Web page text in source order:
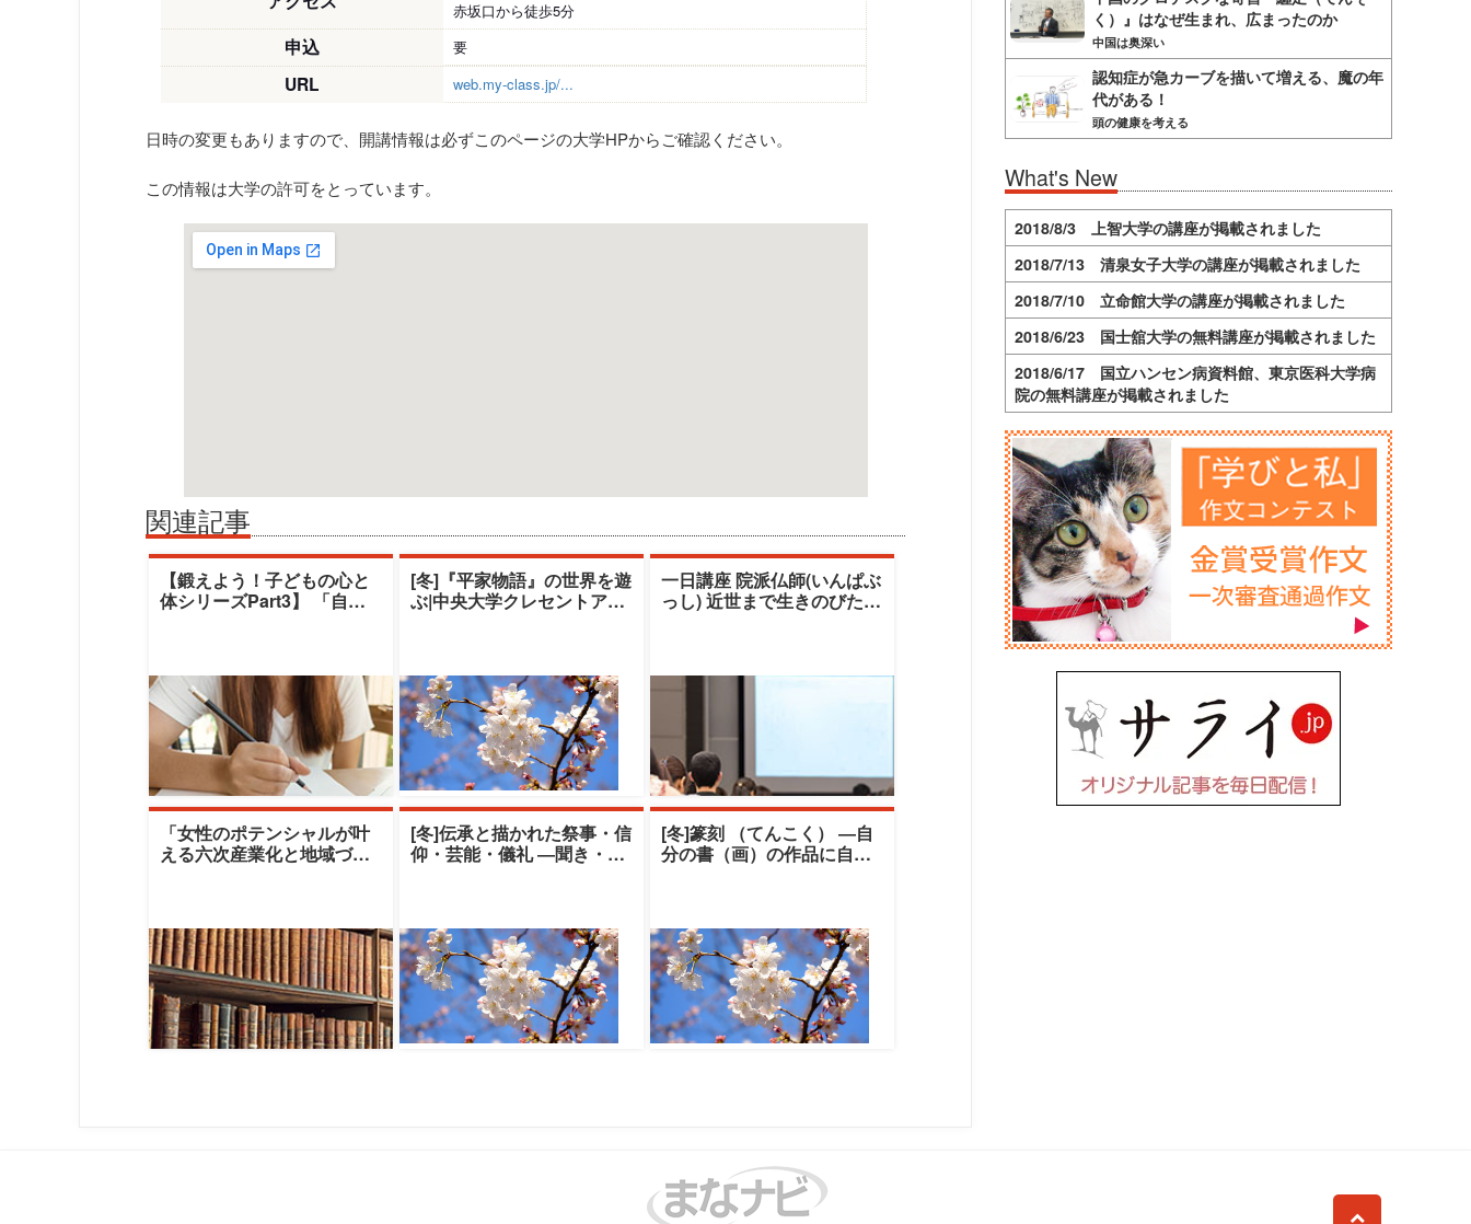
赤坂口から徒歩5分
申込 要
URL web.my-class.jp/...
日時の変更もありますので、開講情報は必ずこのページの大学HPからご確認ください。
この情報は大学の許可をとっています。
関連記事
【鍛えよう！子どもの心と
体シリーズPart3】 「自閉
[冬]『平家物語』の世界を遊
ぶ|中央大学クレセントアカ
一日講座 院派仏師(いんぱぶ
っし) 近世まで生きのびたも
「女性のポテンシャルが叶
える六次産業化と地域づく
[冬]伝承と描かれた祭事・信
仰・芸能・儀礼 ―聞き・伝
[冬]篆刻 （てんこく） ―自
分の書（画）の作品に自刻
く）』はなぜ生まれ、広まったのか
中国は奥深い
認知症が急カーブを描いて増える、魔の年
代がある！
頭の健康を考える
What's New
2018/8/3 上智大学の講座が掲載されました
2018/7/13 清泉女子大学の講座が掲載されました
2018/7/10 立命館大学の講座が掲載されました
2018/6/23 国士舘大学の無料講座が掲載されました
2018/6/17 国立ハンセン病資料館、東京医科大学病
院の無料講座が掲載されました